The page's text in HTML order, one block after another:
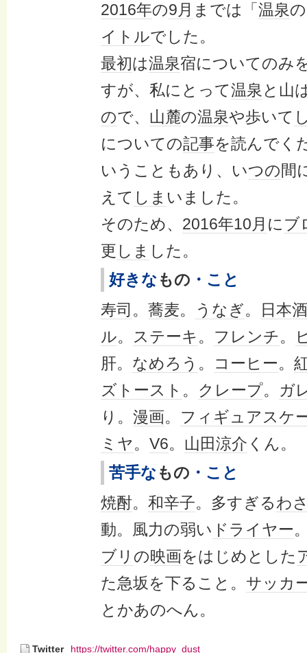
2016年の9月 までは「 温泉
イトルでした。
最初は温泉宿についてのみ
すが、私にとって温泉 と山
ので、 山麓の温泉や歩いて
についての記事を読んでく
いうこともあり、いつの間
えて しま いました。
そのため、 2016年10月 にブ
更 しま した。
好きなもの ・こと
寿司 。 蕎麦。 うなぎ。
日本酒
ル。 ステーキ。 フレンチ。
肝。 なめろう 。 コーヒー。
ズ トースト 。 クレープ。
ガ
り。 漫画。 フィギュアスケ
ミヤ。 V6。 山田涼介 くん。
苦手なもの ・こと
焼酎。 和辛子。多すぎるわ
動。風力の弱い ドライヤー
ブリ の映画をはじめとした
た急坂を下ること。 サッカ
とかあのへん。
Twitter https://twitter.com/happy_dust